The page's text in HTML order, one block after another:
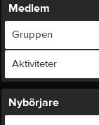
Medlem
Gruppen
Aktiviteter
Nybörjare